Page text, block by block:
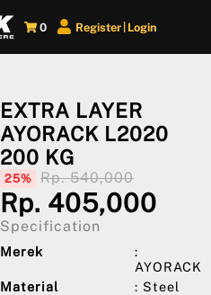
0 Register Login
EXTRA LAYER
AYORACK L2020
200 KG
25% Rp. 540,000
Rp. 405,000
Specification
Merek
:
AYORACK
Material
: Steel